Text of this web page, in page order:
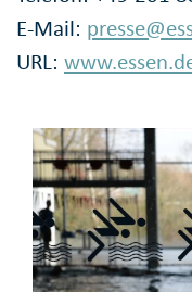
E-Mail:
URL: